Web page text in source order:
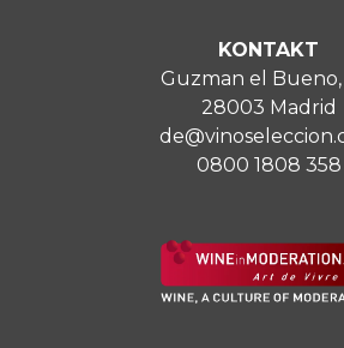
KONTAKT
Guzman el Bueno,
28003 Madrid
0800 1808 358